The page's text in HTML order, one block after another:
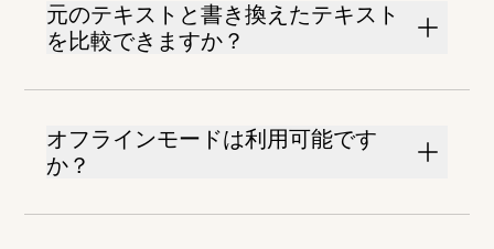
元のテキストと書き換えたテキスト
を比較できますか？
オフラインモードは利用可能です
か？